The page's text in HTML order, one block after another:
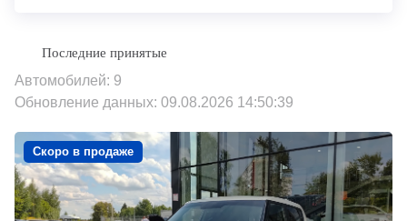
Автомобилей: 9
Обновление данных: 09.08.2026 14:50:39
Скоро в продаже